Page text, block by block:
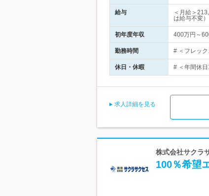
給与
＜月給＞
は給与不変）
初年度年収 400万円～
勤務時間 # ＜フレッ
休日・休暇 # ＜年間休
求人詳細を見る
株式会社サクラ
100％希望